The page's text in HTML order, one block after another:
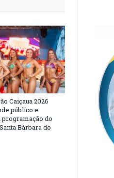
Caiçaua 2026
público e
do
Bárbara do